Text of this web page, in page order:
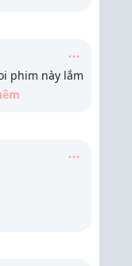
phim này lắm